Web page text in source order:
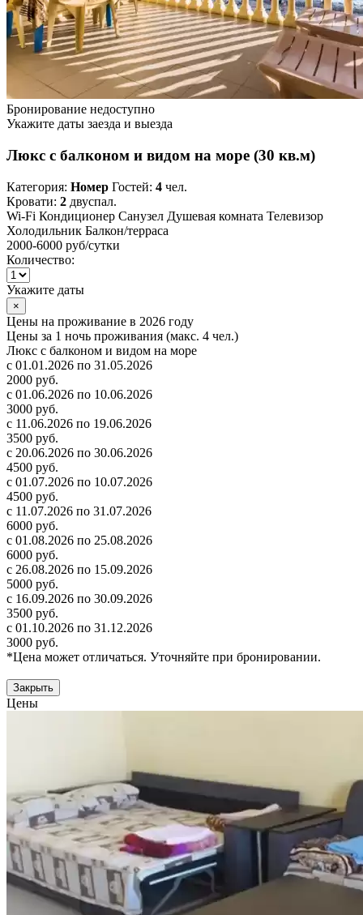
Бронирование недоступно
Укажите даты заезда и выезда
Люкс с балконом и видом на море (30 кв.м)
Категория: Номер Гостей: 4 чел.
Кровати: 2 двуспал.
Wi-Fi Кондиционер Санузел Душевая комната Телевизор
Холодильник Балкон/терраса
2000-6000 руб/сутки
Количество:
Укажите даты
×
Цены на проживание в 2026 году
Цены за 1 ночь проживания (макс. 4 чел.)
Люкс с балконом и видом на море
с 01.01.2026 по 31.05.2026
2000 руб.
с 01.06.2026 по 10.06.2026
3000 руб.
с 11.06.2026 по 19.06.2026
3500 руб.
с 20.06.2026 по 30.06.2026
4500 руб.
с 01.07.2026 по 10.07.2026
4500 руб.
с 11.07.2026 по 31.07.2026
6000 руб.
с 01.08.2026 по 25.08.2026
6000 руб.
с 26.08.2026 по 15.09.2026
5000 руб.
с 16.09.2026 по 30.09.2026
3500 руб.
с 01.10.2026 по 31.12.2026
3000 руб.
*Цена может отличаться. Уточняйте при бронировании.
Закрыть
Цены